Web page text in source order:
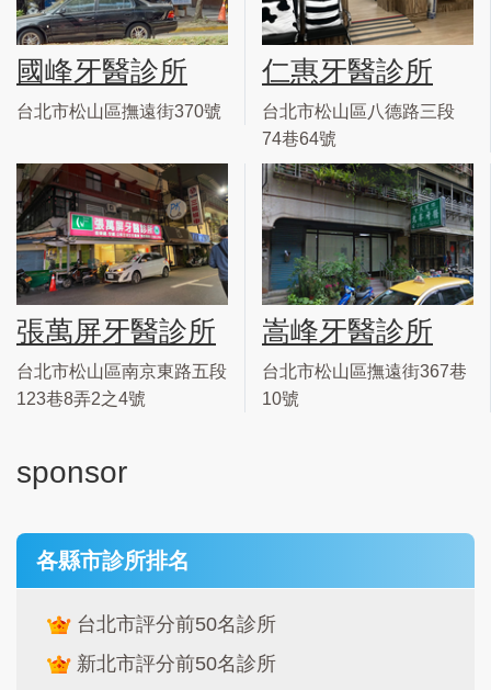
國峰牙醫診所
台北市松山區撫遠街370號
仁惠牙醫診所
台北市松山區八德路三段
74巷64號
張萬屏牙醫診所
台北市松山區南京東路五段
123巷8弄2之4號
嵩峰牙醫診所
台北市松山區撫遠街367巷
10號
sponsor
各縣市診所排名
台北市評分前50名診所
新北市評分前50名診所